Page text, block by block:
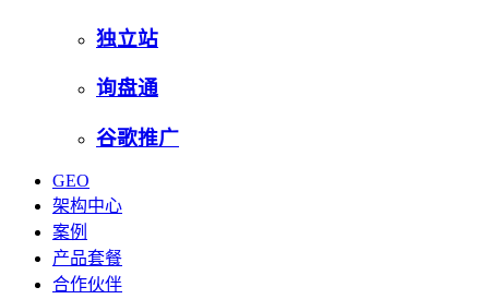
独立站
询盘通
谷歌推广
GEO
架构中心
案例
产品套餐
合作伙伴